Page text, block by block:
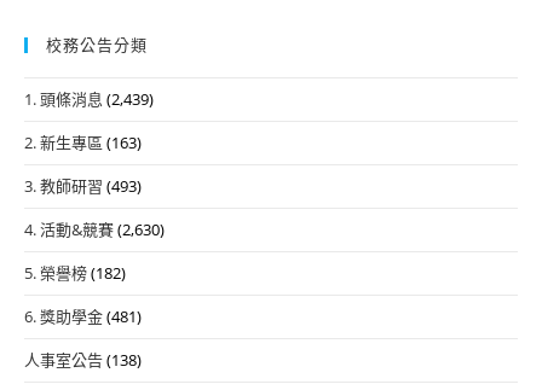
校務公告分類
1. 頭條消息 (2,439)
2. 新生專區 (163)
3. 教師研習 (493)
4. 活動&競賽(2,630)
5. 榮譽榜(182)
6. 獎助學金(481)
人事室公告(138)